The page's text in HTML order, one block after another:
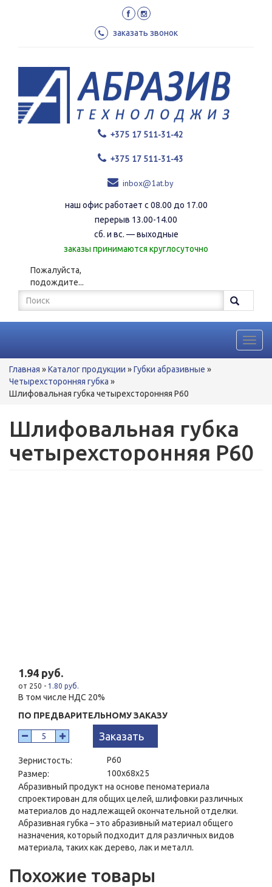
заказать звонок
+375 17 511-31-42
+375 17 511-31-43
inbox@1at.by
наш офис работает с 08.00 до 17.00
перерыв 13.00-14.00
сб. и вс. — выходные
заказы принимаются круглосуточно
Пожалуйста,
подождите...
Форма
поиска
Поиск
Вы
здесь
Главная »Каталог продукции »Губки абразивные »
Четырехсторонняя губка »
Шлифовальная губка четырехсторонняя Р60
Шлифовальная губка
четырехсторонняя Р60
1.94 руб.
от 250 - 1.80 руб.
В том числе НДС 20%
ПО ПРЕДВАРИТЕЛЬНОМУ ЗАКАЗУ
Заказать
Зернистость:
P60
Размер:
100x68x25
Абразивный продукт на основе пеноматериала
спроектирован для общих целей, шлифовки различных
материалов до надлежащей окончательной отделки.
Абразивная губка – это абразивный материал общего
назначения, который подходит для различных видов
материала, таких как дерево, лак и металл.
Похожие товары